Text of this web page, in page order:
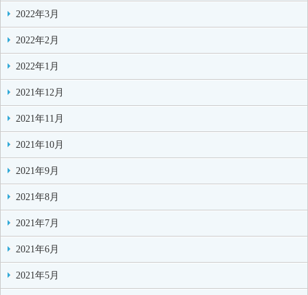
2022年3月
2022年2月
2022年1月
2021年12月
2021年11月
2021年10月
2021年9月
2021年8月
2021年7月
2021年6月
2021年5月